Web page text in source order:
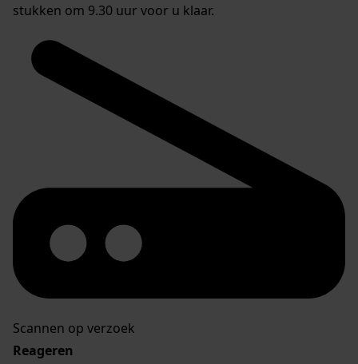
stukken om 9.30 uur voor u klaar.
Scannen op verzoek
Reageren